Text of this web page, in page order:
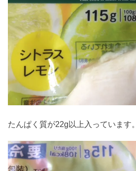
たんぱく質が22g以上入っています。